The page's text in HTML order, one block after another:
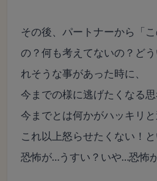
その後、パートナーから「
の？何も考えてないの？ど
れそうな事があった時に、
今までの様に逃げたくなる思
今までとは何かがハッキリと
これ以上怒らせたくない！
恐怖が…うすい？いや…恐怖